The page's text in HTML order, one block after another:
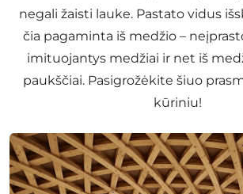
negali žaisti lauke. Pastato vidus
čia pagaminta iš medžio –
imituojantys medžiai ir net iš
paukščiai. Pasigrožėkite šiuo
kūriniu!